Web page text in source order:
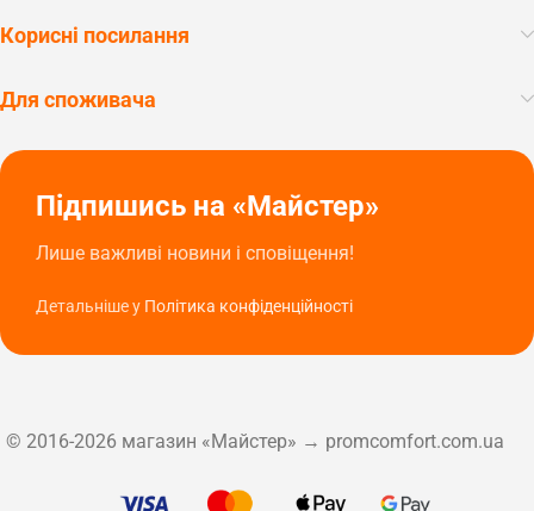
Корисні посилання
Для споживача
Підпишись на «Майстер»
Лише важливі новини і сповіщення!
Детальніше у Політика конфіденційності
© 2016-2026 магазин «Майстер» → promcomfort.com.ua